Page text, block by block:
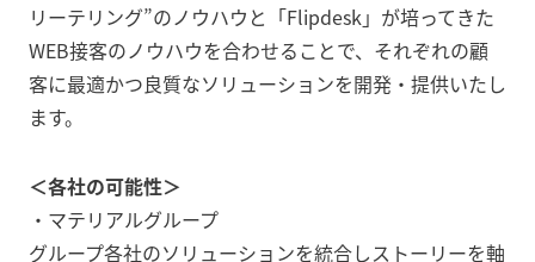
リーテリング”のノウハウと「Flipdesk」が培ってきた
WEB接客のノウハウを合わせることで、それぞれの顧
客に最適かつ良質なソリューションを開発・提供いたし
ます。
＜各社の可能性＞
・マテリアルグループ
グループ各社のソリューションを統合しストーリーを軸